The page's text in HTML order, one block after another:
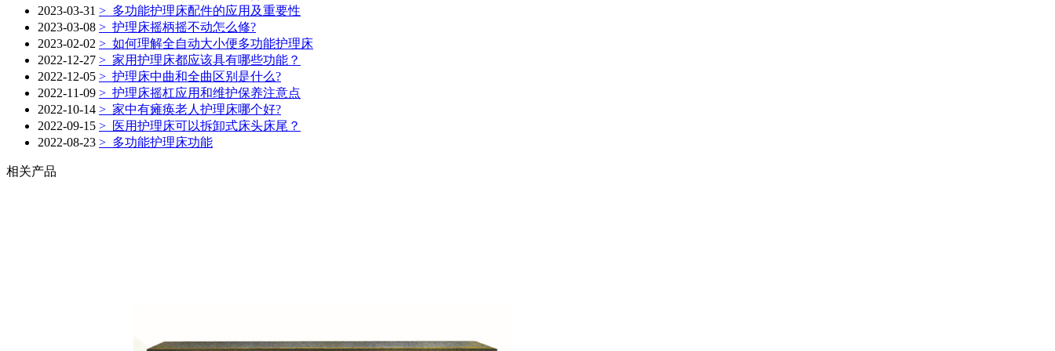
2023-03-31 > 多功能护理床配件的应用及重要性
2023-03-08 > 护理床摇柄摇不动怎么修?
2023-02-02 > 如何理解全自动大小便多功能护理床
2022-12-27 > 家用护理床都应该具有哪些功能？
2022-12-05 > 护理床中曲和全曲区别是什么?
2022-11-09 > 护理床摇杠应用和维护保养注意点
2022-10-14 > 家中有瘫痪老人护理床哪个好?
2022-09-15 > 医用护理床可以拆卸式床头床尾？
2022-08-23 > 多功能护理床功能
相关产品